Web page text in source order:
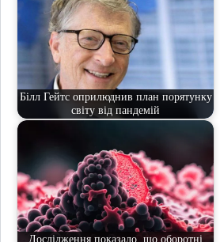
Білл Гейтс оприлюднив план порятунку
світу від пандемій
Дослідження показало, що оборотні